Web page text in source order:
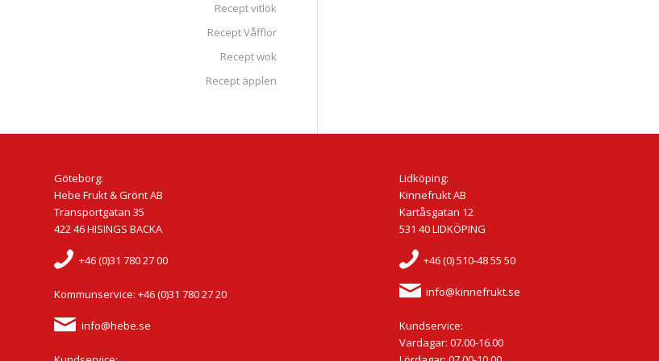
Recept vitlök
Recept Våfflor
Recept wok
Recept äpplen
Göteborg:
Hebe Frukt & Grönt AB
Transportgatan 35
422 46 HISINGS BACKA
+46 (0)31 780 27 00
Kommunservice: +46 (0)31 780 27 20
info@hebe.se
Lidköping:
Kinnefrukt AB
Kartåsgatan 12
531 40 LIDKÖPING
+46 (0) 510-48 55 50
info@kinnefrukt.se
Kundservice:
Vardagar: 07.00-16.00